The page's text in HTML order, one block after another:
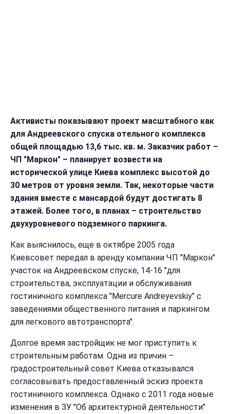
Активисты показывают проект масштабного как
для Андреевского спуска отельного комплекса
общей площадью 13,6 тыс. кв. м. Заказчик работ –
ЧП "Маркон" – планирует возвести на
исторической улице Киева комплекс высотой до
30 метров от уровня земли. Так, некоторые части
здания вместе с мансардой будут достигать 8
этажей. Более того, в планах – строительство
двухуровневого подземного паркинга.
Как выяснилось, еще в октябре 2005 года
Киевсовет передал в аренду компании ЧП "Маркон"
участок на Андреевском спуске, 14-16 "для
строительства, эксплуатации и обслуживания
гостиничного комплекса "Mercure Andreyevskiy" с
заведениями общественного питания и паркингом
для легкового автотранспорта".
Долгое время застройщик не мог приступить к
строительным работам. Одна из причин –
градостроительный совет Киева отказывался
согласовывать предоставленный эскиз проекта
гостиничного комплекса. Однако с 2011 года новые
изменения в ЗУ "Об архитектурной деятельности"